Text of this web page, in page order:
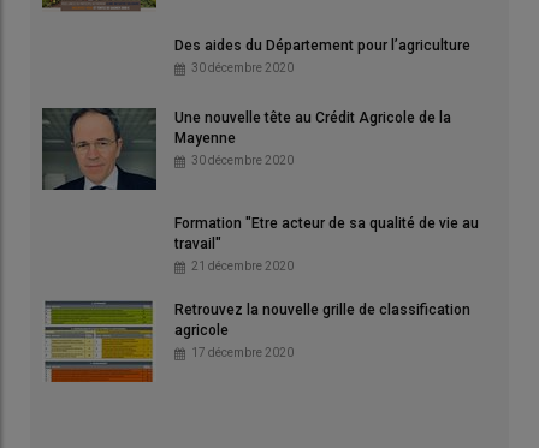
Des aides du Département pour l’agriculture
30 décembre 2020
Une nouvelle tête au Crédit Agricole de la
Mayenne
30 décembre 2020
Formation "Etre acteur de sa qualité de vie au
travail"
21 décembre 2020
Retrouvez la nouvelle grille de classification
agricole
17 décembre 2020